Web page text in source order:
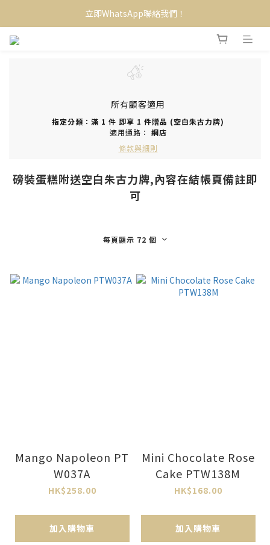
立即WhatsApp聯絡我們！
所有顧客適用
指定分類：滿 1 件 即享 1 件贈品 (空白朱古力牌)
適用通路： 網店
條款與細則
磅裝蛋糕附送空白朱古力牌,內容在結帳頁備註即
可
每頁顯示 72 個
Mango Napoleon PT
W037A
HK$258.00
加入購物車
Mini Chocolate Rose
Cake PTW138M
HK$168.00
加入購物車